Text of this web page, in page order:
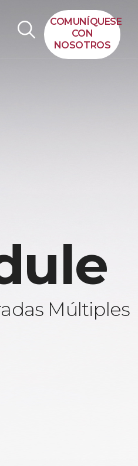
COMUNÍQUESE
CON
NOSOTROS
Múltiples